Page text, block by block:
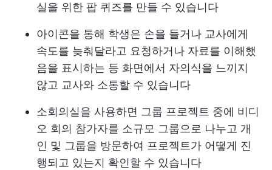
실을 위한 팝 퀴즈를 만들 수 있습니다
아이콘을 통해 학생은 손을 들거나 교사에게
속도를 늦춰달라고 요청하거나 자료를 이해했
음을 표시하는 등 화면에서 자의식을 느끼지
않고 교사와 소통할 수 있습니다
소회의실을 사용하면 그룹 프로젝트 중에 비디
오 회의 참가자를 소규모 그룹으로 나누고 개
인 및 그룹을 방문하여 프로젝트가 어떻게 진
행되고 있는지 확인할 수 있습니다